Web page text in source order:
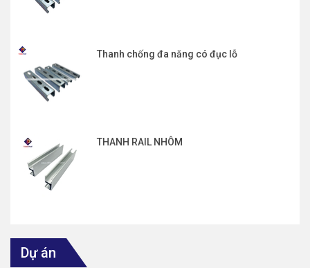
Thanh chống đa năng có đục lỗ
THANH RAIL NHÔM
Dự án